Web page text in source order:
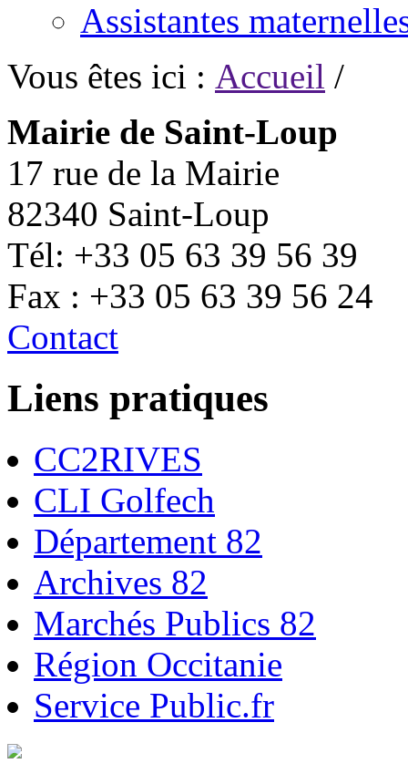
Assistantes
Vous êtes ici : Accueil /
Mairie de Saint-Loup
17 rue de la Mairie
82340 Saint-Loup
Tél: +33 05 63 39 56 39
Fax : +33 05 63 39 56 24
Contact
Liens pratiques
CC2RIVES
CLI Golfech
Département 82
Archives 82
Marchés Publics 82
Région Occitanie
Service Public.fr